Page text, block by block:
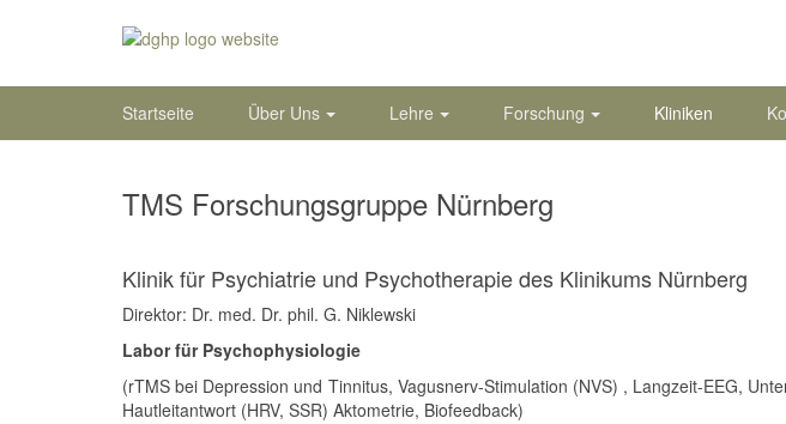
Startseite Über Uns Lehre Forschung Kliniken
TMS Forschungsgruppe Nürnberg
Klinik für Psychiatrie und Psychotherapie des Klinikums Nürnberg
Direktor: Dr. med. Dr. phil. G. Niklewski
Labor für Psychophysiologie
(rTMS bei Depression und Tinnitus, Vagusnerv-Stimulation (NVS) , Langzeit-EEG,
Hautleitantwort (HRV, SSR) Aktometrie, Biofeedback)